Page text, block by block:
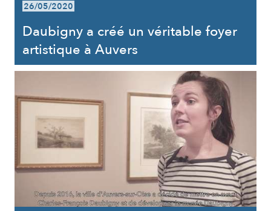
26/05/2020
Daubigny a créé un véritable foyer
artistique à Auvers